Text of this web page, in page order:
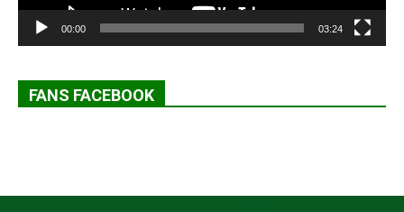
00:00 03:24
FANS FACEBOOK